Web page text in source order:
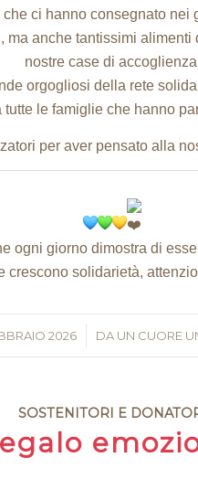
ci hanno consegnato nei
ma anche tantissimi
nostre case di
orgogliosi della rete
tutte le famiglie che hanno
per aver pensato alla
ogni giorno dimostra di
crescono solidarietà,
2026
/ DA UN CUORE
SOSTENITORI E